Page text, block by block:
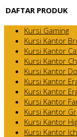
DAFTAR PRODUK
Kursi Gaming
Kursi Kantor
Kursi Kantor
Kursi Kantor
Kursi Kantor
Kursi Kantor
Kursi Kantor
Kursi Kantor
Kursi Kantor
Kursi Kantor
Kursi Kantor